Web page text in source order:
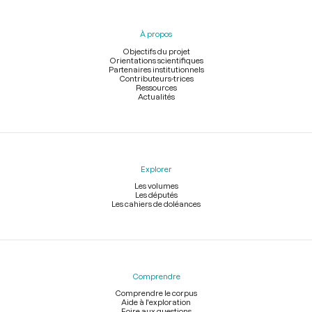
À propos
Objectifs du projet
Orientations scientifiques
Partenaires institutionnels
Contributeurs-trices
Ressources
Actualités
Explorer
Les volumes
Les députés
Les cahiers de doléances
Comprendre
Comprendre le corpus
Aide à l'exploration